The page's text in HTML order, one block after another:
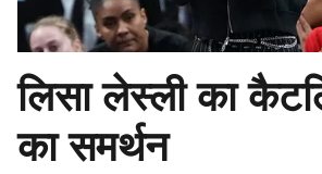
लिसा लेस्ली का
का समर्थन